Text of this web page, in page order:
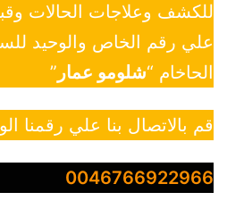
للكشف وعلاجات الحالات
علي رقم الخاص والوحيد
الحاخام “شلومو عمار ”
قم بالاتصال بنا علي رقمنا
0046766922966